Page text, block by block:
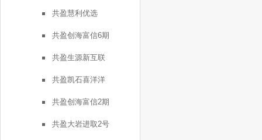
共盈慧利优选
共盈创海富信6期
共盈生源新互联
共盈凯石喜洋洋
共盈创海富信2期
共盈大岩进取2号